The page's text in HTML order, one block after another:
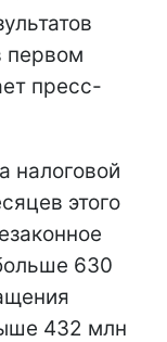
первом
пресс-
налоговой
этого
630
432 млн